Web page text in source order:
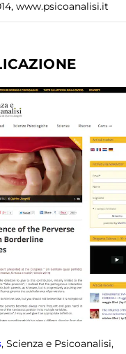
www.psicoanalisi.it
, Scienza e Psicoanalisi,